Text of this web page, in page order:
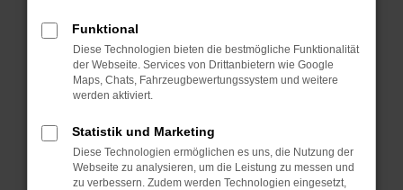
Fenster?
Starte dein Gerät neu.
Das kann manchmal helfen, vorübergehende
Probleme zu beheben.
Betriebssystem auf dem neuesten Stand
sind.
Veraltete Software birgt nicht nur ein
Funktional
Diese Technologien bieten die bestmögliche Funktionalität
der Webseite. Services von Drittanbietern wie Google
Maps, Chats, Fahrzeugbewertungssystem und weitere
werden aktiviert.
Statistik und Marketing
Diese Technologien ermöglichen es uns, die Nutzung der
Webseite zu analysieren, um die Leistung zu messen und
zu verbessern. Zudem werden Technologien eingesetzt,